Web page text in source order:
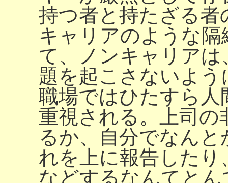
持つ者と持たざる
キャリアのような
て、ノンキャリア
題を起こさないよ
職場ではひたすら人
重視される。上司
るか、自分でなん
れを上に報告した
などするなんてと